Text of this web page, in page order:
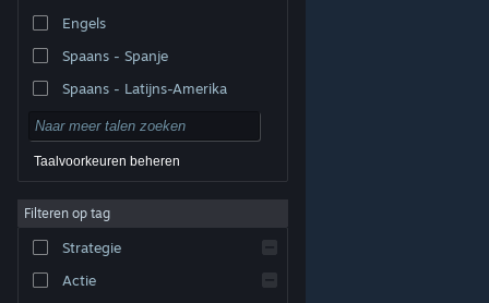
© Valve Corporation. Alle rechten voorbehouden. Alle
handelsmerken zijn eigendom van hun respectieve
Privacybeleid|Juridische informatie
Toegankelijkheid
|
Terugbetalingen
Engels
Spaans - Spanje
Spaans - Latijns-Amerika
Taalvoorkeuren beheren
Filteren op tag
Strategie
Actie